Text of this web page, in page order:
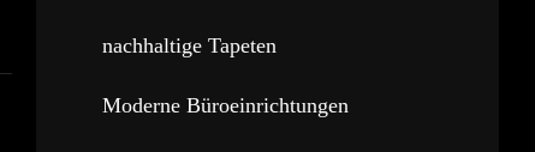
nachhaltige Tapeten
Moderne Büroeinrichtungen